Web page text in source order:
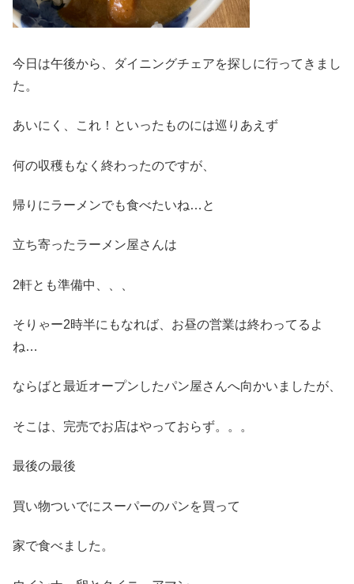
今日は午後から、ダイニングチェアを探しに行ってきまし
た。
あいにく、これ！といったものには巡りあえず
何の収穫もなく終わったのですが、
帰りにラーメンでも食べたいね…と
立ち寄ったラーメン屋さんは
2軒とも準備中、、、
そりゃー2時半にもなれば、お昼の営業は終わってるよ
ね…
ならばと最近オープンしたパン屋さんへ向かいましたが、
そこは、完売でお店はやっておらず。。。
最後の最後
買い物ついでにスーパーのパンを買って
家で食べました。